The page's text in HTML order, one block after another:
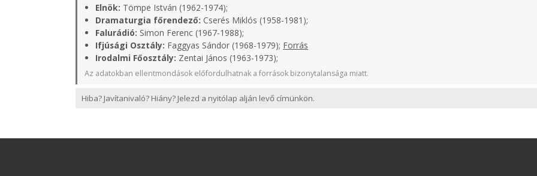
Elnök: Tömpe István (1962-1974);
Dramaturgia főrendező: Cserés Miklós (1958-1981);
Falurádió: Simon Ferenc (1967-1988);
Ifjúsági Osztály: Faggyas Sándor (1968-1979); Forrás
Irodalmi Főosztály: Zentai János (1963-1973);
Az adatokban ellentmondások előfordulhatnak a források bizonytalansága miatt.
Hiba? Javítanivaló? Hiány? Jelezd a nyitólap alján levő címünkön.